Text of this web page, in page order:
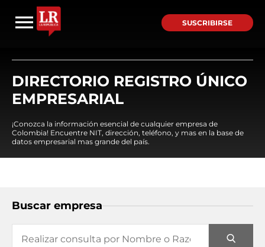
SUSCRIBIRSE
DIRECTORIO REGISTRO ÚNICO
EMPRESARIAL
¡Conozca la información esencial de cualquier empresa de
Colombia! Encuentre NIT, dirección, teléfono, y mas en la base de
datos empresarial mas grande del país.
Buscar empresa